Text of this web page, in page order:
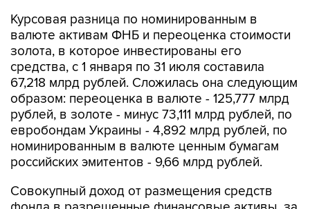
Курсовая разница по номинированным в
валюте активам ФНБ и переоценка стоимости
золота, в которое инвестированы его
средства, с 1 января по 31 июля составила
67,218 млрд рублей. Сложилась она следующим
образом: переоценка в валюте - 125,777 млрд
рублей, в золоте - минус 73,111 млрд рублей, по
евробондам Украины - 4,892 млрд рублей, по
номинированным в валюте ценным бумагам
российских эмитентов - 9,66 млрд рублей.
Совокупный доход от размещения средств